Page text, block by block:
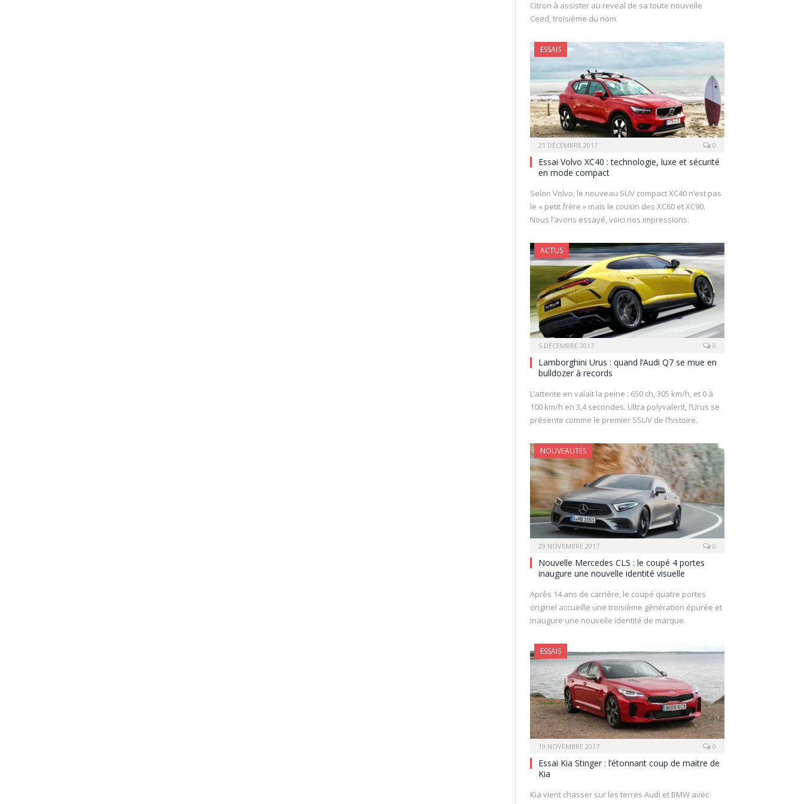
Citron à assister au reveal de sa toute nouvelle
Ceed, troisième du nom.
ESSAIS
21 DÉCEMBRE 2017 0
Essai Volvo XC40 : technologie, luxe et sécurité
en mode compact
Selon Volvo, le nouveau SUV compact XC40 n’est pas
le « petit frère » mais le cousin des XC60 et XC90.
Nous l’avons essayé, voici nos impressions.
ACTUS
5 DÉCEMBRE 2017 0
Lamborghini Urus : quand l’Audi Q7 se mue en
bulldozer à records
L’attente en valait la peine : 650 ch, 305 km/h, et 0 à
100 km/h en 3,4 secondes. Ultra polyvalent, l’Urus se
présente comme le premier SSUV de l’histoire.
NOUVEAUTÉS
29 NOVEMBRE 2017 0
Nouvelle Mercedes CLS : le coupé 4 portes
inaugure une nouvelle identité visuelle
Après 14 ans de carrière, le coupé quatre portes
originel accueille une troisième génération épurée et
inaugure une nouvelle identité de marque.
ESSAIS
19 NOVEMBRE 2017 0
Essai Kia Stinger : l’étonnant coup de maitre de
Kia
Kia vient chasser sur les terres Audi et BMW avec